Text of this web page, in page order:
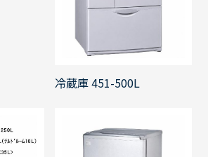
冷蔵庫 451-500L